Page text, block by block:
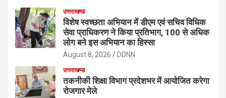
उत्तराखण्ड
विशेष स्वच्छता अभियान में डीएम एवं सचिव विधिक
सेवा प्राधिकरण ने किया प्रतिभाग, 100 से अधिक
लोग बने इस अभियान का हिस्सा
August 8, 2026 DDNN
उत्तराखण्ड
तकनीकी शिक्षा विभाग प्रदेशभर में आयोजित करेगा
रोजगार मेले